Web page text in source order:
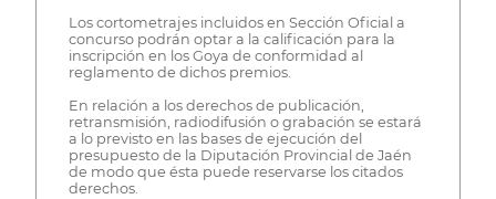
Los cortometrajes incluidos en Sección Oficial a
concurso podrán optar a la calificación para la
inscripción en los Goya de conformidad al
reglamento de dichos premios.
En relación a los derechos de publicación,
retransmisión, radiodifusión o grabación se estará
a lo previsto en las bases de ejecución del
presupuesto de la Diputación Provincial de Jaén
de modo que ésta puede reservarse los citados
derechos.